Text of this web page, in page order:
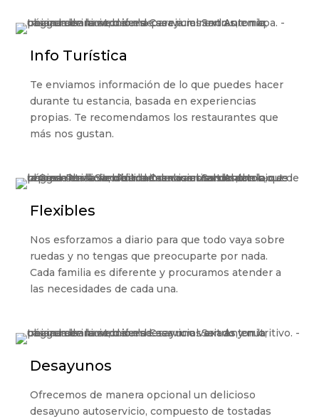
Info Turística
Te enviamos información de lo que puedes hacer
durante tu estancia, basada en experiencias
propias. Te recomendamos los restaurantes que
más nos gustan.
Flexibles
Nos esforzamos a diario para que todo vaya sobre
ruedas y no tengas que preocuparte por nada.
Cada familia es diferente y procuramos atender a
las necesidades de cada una.
Desayunos
Ofrecemos de manera opcional un delicioso
desayuno autoservicio, compuesto de tostadas